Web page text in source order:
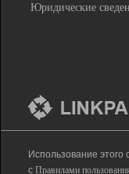
Юридические
Использование
с Правилами